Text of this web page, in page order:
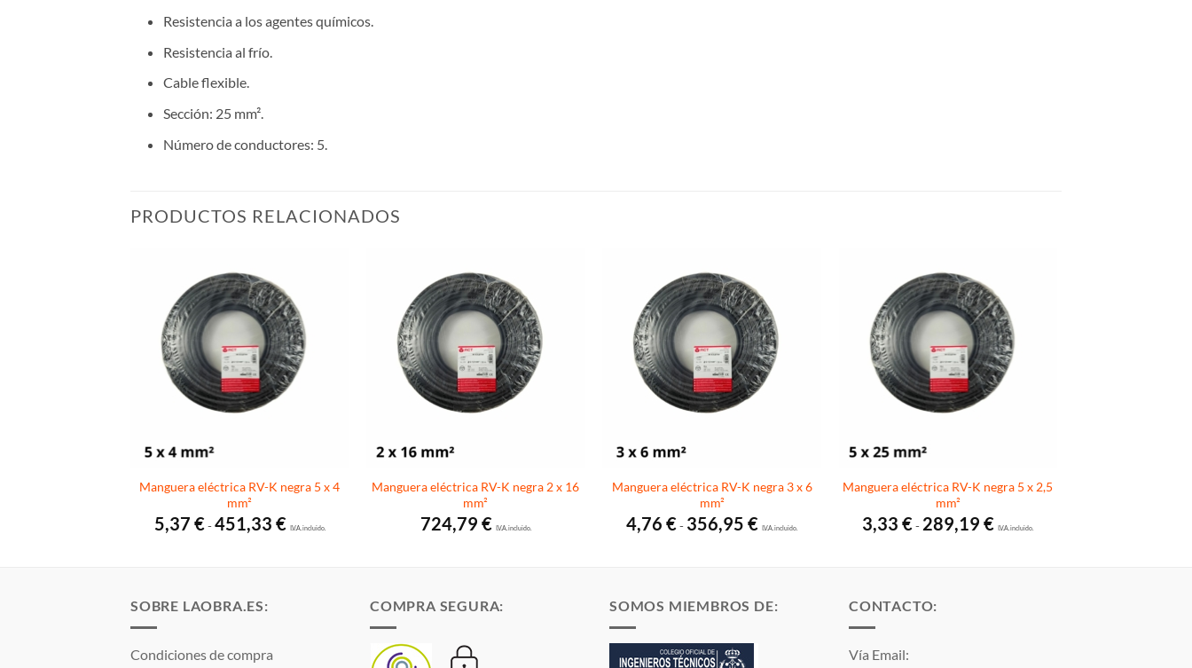
Resistencia a los agentes químicos.
Resistencia al frío.
Cable flexible.
Sección: 25 mm².
Número de conductores: 5.
PRODUCTOS RELACIONADOS
Manguera eléctrica RV-K negra 5 x 4
mm²
5,37 €-451,33 €Rango
de
I.V.A. incluido.
Manguera eléctrica RV-K negra 2 x 16
mm²
724,79 €I.V.A. incluido.
Manguera eléctrica RV-K negra 3 x 6
mm²
4,76€- 356,95€de
I.V.A. incluido.
Manguera eléctrica RV-K negra 5 x 2,5
mm²
3,33€- 289,19€de
I.V.A. incluido.
SOBRE LAOBRA.ES:
Condiciones de compra
COMPRA SEGURA: SOMOS MIEMBROS DE: CONTACTO:
Vía Email: